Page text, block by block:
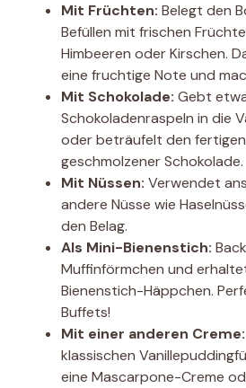
Mit Früchten: Belegt den
Befüllen mit frischen
Himbeeren oder Kirschen.
eine fruchtige Note und
Mit Schokolade: Gebt
Schokoladenraspeln in die
oder beträufelt den
geschmolzener Schokolade.
Mit Nüssen: Verwendet
andere Nüsse wie
den Belag.
Als Mini-Bienenstich:
Muffinförmchen und
Bienenstich-Häppchen.
Buffets!
Mit einer anderen Creme:
klassischen
eine Mascarpone-Creme